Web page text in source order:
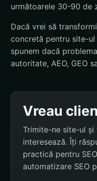
următoarele 30-90 de
Dacă vrei să
concretă pentru site-
spunem dacă
autoritate, AEO, GEO
Vreau
Trimite-ne site-ul și
interesează. Îți
practică pentru
automatizare SEO